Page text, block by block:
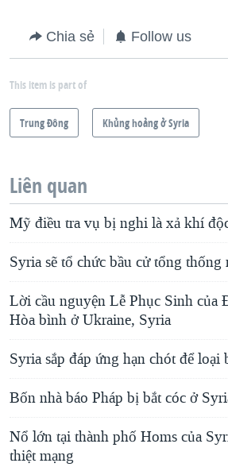
Chia sẻ Follow us
This item is part of
Trung Ðông Khủng hoảng ở Syria
Liên quan
Mỹ điều tra vụ bị nghi là xả khí
Syria sẽ tổ chức bầu cử tổng thống
Lời cầu nguyện Lễ Phục Sinh của
Hòa bình ở Ukraine, Syria
Syria sắp đáp ứng hạn chót để
Bốn nhà báo Pháp bị bắt cóc ở
Nổ lớn tại thành phố Homs của
thiệt mạng